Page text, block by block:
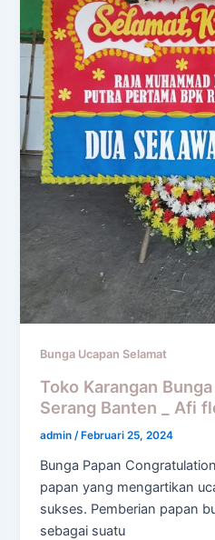
Bunga Ucapan Selamat
Toko Karangan
Serang Banten _ Afi
admin/ Februari 25, 2024
Bunga Papan
papan yang mengartikan
sukses. Pemberian papan
sebagai suatu